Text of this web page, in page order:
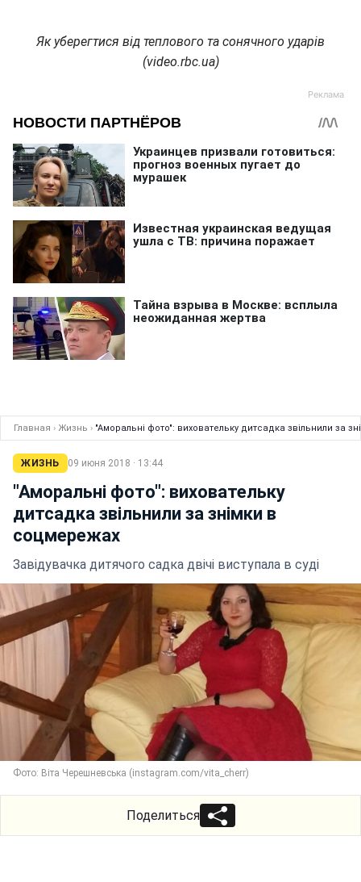
Як уберегтися від теплового та сонячного ударів
(video.rbc.ua)
Главная › Жизнь › "Аморальні фото": виховательку дитсадка звільнили за
ЖИЗНЬ 09 июня 2018 · 13:44
"Аморальні фото": виховательку
дитсадка звільнили за знімки в
соцмережах
Завідувачка дитячого садка двічі виступала в суді
Фото: Віта Черешневська (instagram.com/vita_cherr)
Поделиться